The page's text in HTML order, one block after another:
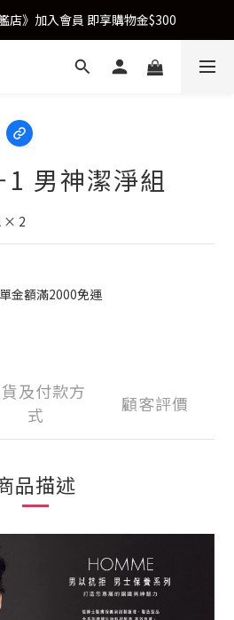
店》加入會員 即享購物金$300
男神潔淨組
× 2
金額滿2000免運
及付款方
式
顧客評價
品描述